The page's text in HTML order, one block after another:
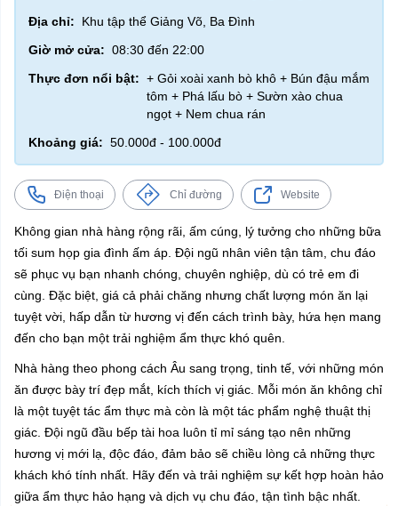
Địa chỉ:
Khu tập thể Giảng Võ, Ba Đình
Giờ mở cửa: 08:30 đến 22:00
Thực đơn nổi bật: + Gỏi xoài xanh bò khô + Bún đậu mắm
tôm + Phá lấu bò + Sườn xào chua
ngọt + Nem chua rán
Khoảng giá: 50.000đ - 100.000đ
Điện thoại Chỉ đường Website
Không gian nhà hàng rộng rãi, ấm cúng, lý tưởng cho những bữa
tối sum họp gia đình ấm áp. Đội ngũ nhân viên tận tâm, chu đáo
sẽ phục vụ bạn nhanh chóng, chuyên nghiệp, dù có trẻ em đi
cùng. Đặc biệt, giá cả phải chăng nhưng chất lượng món ăn lại
tuyệt vời, hấp dẫn từ hương vị đến cách trình bày, hứa hẹn mang
đến cho bạn một trải nghiệm ẩm thực khó quên.
Nhà hàng theo phong cách Âu sang trọng, tinh tế, với những món
ăn được bày trí đẹp mắt, kích thích vị giác. Mỗi món ăn không chỉ
là một tuyệt tác ẩm thực mà còn là một tác phẩm nghệ thuật thị
giác. Đội ngũ đầu bếp tài hoa luôn tỉ mỉ sáng tạo nên những
hương vị mới lạ, độc đáo, đảm bảo sẽ chiều lòng cả những thực
khách khó tính nhất. Hãy đến và trải nghiệm sự kết hợp hoàn hảo
giữa ẩm thực hảo hạng và dịch vụ chu đáo, tận tình bậc nhất.